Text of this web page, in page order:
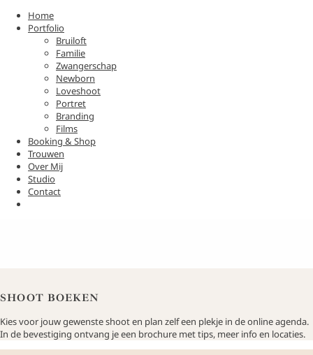
Home
Portfolio
Bruiloft
Familie
Zwangerschap
Newborn
Loveshoot
Portret
Branding
Films
Booking & Shop
Trouwen
Over Mij
Studio
Contact
SHOOT BOEKEN
Kies voor jouw gewenste shoot en plan zelf een plekje in de online agenda.
In de bevestiging ontvang je een brochure met tips, meer info en locaties.